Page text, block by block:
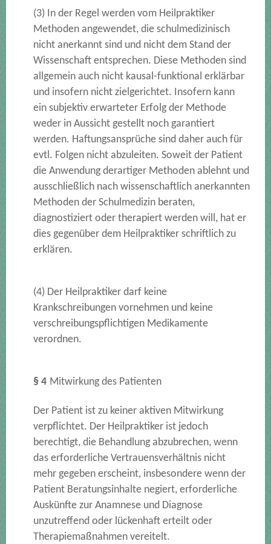
(3) In der Regel werden vom Heilpraktiker
Methoden angewendet, die schulmedizinisch
nicht anerkannt sind und nicht dem Stand der
Wissenschaft entsprechen. Diese Methoden sind
allgemein auch nicht kausal-funktional erklärbar
und insofern nicht zielgerichtet. Insofern kann
ein subjektiv erwarteter Erfolg der Methode
weder in Aussicht gestellt noch garantiert
werden. Haftungsansprüche sind daher auch für
evtl. Folgen nicht abzuleiten. Soweit der Patient
die Anwendung derartiger Methoden ablehnt und
ausschließlich nach wissenschaftlich anerkannten
Methoden der Schulmedizin beraten,
diagnostiziert oder therapiert werden will, hat er
dies gegenüber dem Heilpraktiker schriftlich zu
erklären.
(4) Der Heilpraktiker darf keine
Krankschreibungen vornehmen und keine
verschreibungspflichtigen Medikamente
verordnen.
§ 4 Mitwirkung des Patienten
Der Patient ist zu keiner aktiven Mitwirkung
verpflichtet. Der Heilpraktiker ist jedoch
berechtigt, die Behandlung abzubrechen, wenn
das erforderliche Vertrauensverhältnis nicht
mehr gegeben erscheint, insbesondere wenn der
Patient Beratungsinhalte negiert, erforderliche
Auskünfte zur Anamnese und Diagnose
unzutreffend oder lückenhaft erteilt oder
Therapiemaßnahmen vereitelt.